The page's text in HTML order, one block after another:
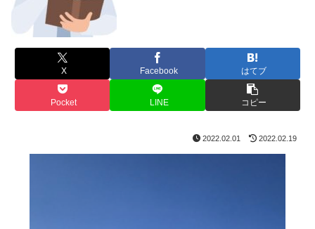
X Facebook はてブ
Pocket LINE コピー
2022.02.01 2022.02.19